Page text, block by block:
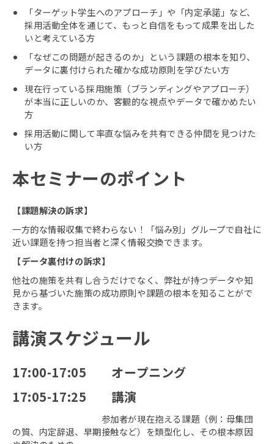
「ターゲット学生へのアプローチ」や「内定承諾」など、
採用活動全体を通じて、もっと自信をもって成果を出した
いと考えている方
「なぜこの問題が起きるのか」という課題の根本を知り、
データに裏付けられた確かな成功原則を学びたい方
現在行っている採用施策（ブランディングやアプローチ）
が本当に正しいのか、客観的な視点やデータで確かめたい
方
採用活動に関して率直な悩みを共有できる仲間を見つけた
い方
本セミナーのポイント
【課題解決の訴求】
一方的な情報収集で終わらない！「悩み別」グループで自社に
近い課題を持つ担当者と深く情報交換できます。
【データ裏付けの訴求】
他社の施策を共有し合うだけでなく、弊社が持つデータや知
見から基づいた施策の成功原則や課題の根本を知ることがで
きます。
講演スケジュール
17:00-17:05 オープニング
17:05-17:25 講演
参加者が現在抱える課題（例：母集団
の質、内定辞退、早期接触など）を類型化し、その根本原因